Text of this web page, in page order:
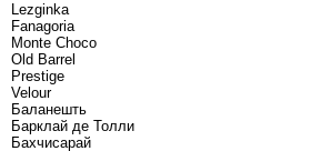
Lezginka
Fanagoria
Monte Choco
Old Barrel
Prestige
Velour
Баланешть
Барклай де Толли
Бахчисарай